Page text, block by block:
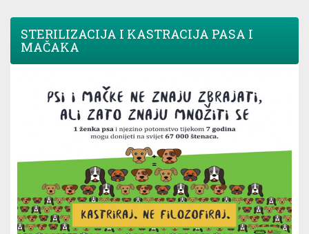
STERILIZACIJA I KASTRACIJA PASA I
MAČAKA